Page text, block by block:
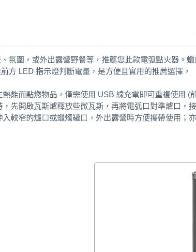
氛圍，或外出露營野餐等，推薦您此款電弧點火器。
方 LED 指示燈判斷電量，是方便且實用的推薦選擇。
能而點燃物品，僅需使用 USB 線充電即可重複使用 (
先開啟瓦斯爐釋放些微瓦斯，再將電弧口對準爐口，
較窄的爐口或蠟燭罐口，外出露營時方便攜帶使用；